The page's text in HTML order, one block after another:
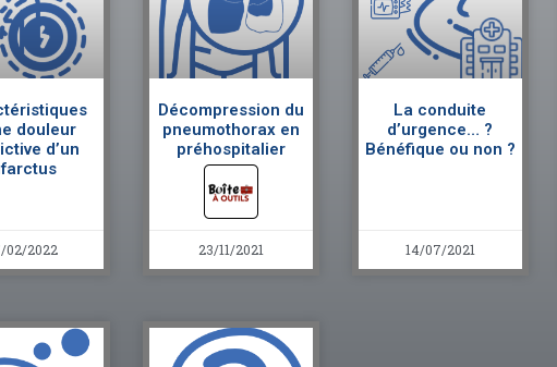
douleur
d’un
02/2022
Décompression du
pneumothorax en
préhospitalier
23/11/2021
La conduite
d’urgence… ?
Bénéfique ou non ?
14/07/2021